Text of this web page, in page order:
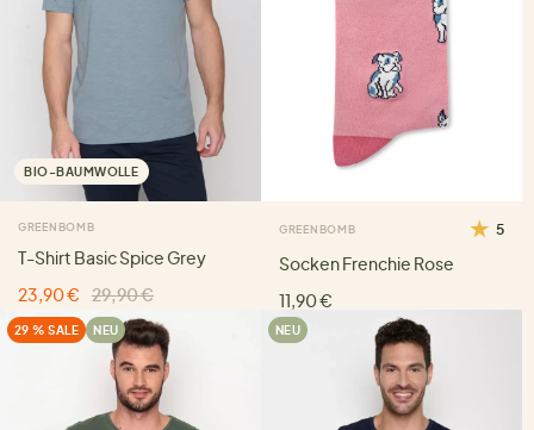
BIO-BAUMWOLLE
GREENBOMB
T-Shirt Basic Spice Grey
23,90 €
29,90 €
GREENBOMB 5
Socken Frenchie Rose
11,90 €
29 % SALE NEU NEU